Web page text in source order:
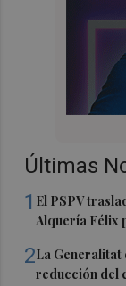
Últimas
1 El PSPV
Alquería Félix
2La Generalitat
reducción del